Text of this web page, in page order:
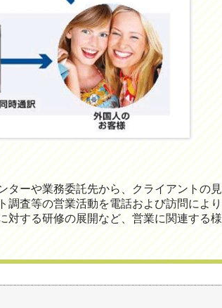
ターや業務委託先から、クライアントの
査等の営業活動を電話および訪問によ
対する研修の展開など、営業に関連する